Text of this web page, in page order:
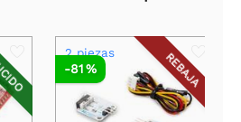
REBAJA
2 piezas
-81 %